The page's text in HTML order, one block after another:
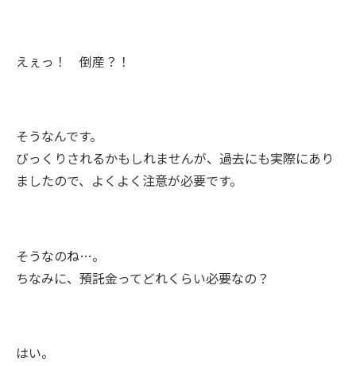
えぇっ！ 倒産？！
そうなんです。
びっくりされるかもしれませんが、過去にも実際にあり
ましたので、よくよく注意が必要です。
そうなのね…。
ちなみに、預託金ってどれくらい必要なの？
はい。